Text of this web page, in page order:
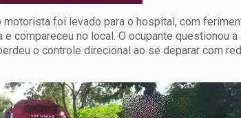
foi levado para o hospital, com
compareceu no local. O ocupante questionou
o controle direcional ao se deparar com